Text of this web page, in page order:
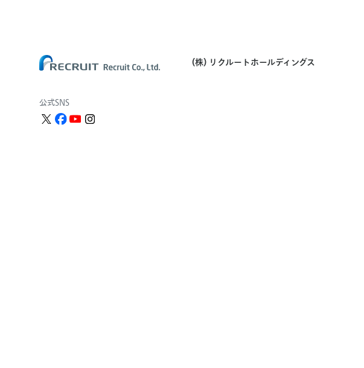
公式SNS
(株) リクルートホールディングス